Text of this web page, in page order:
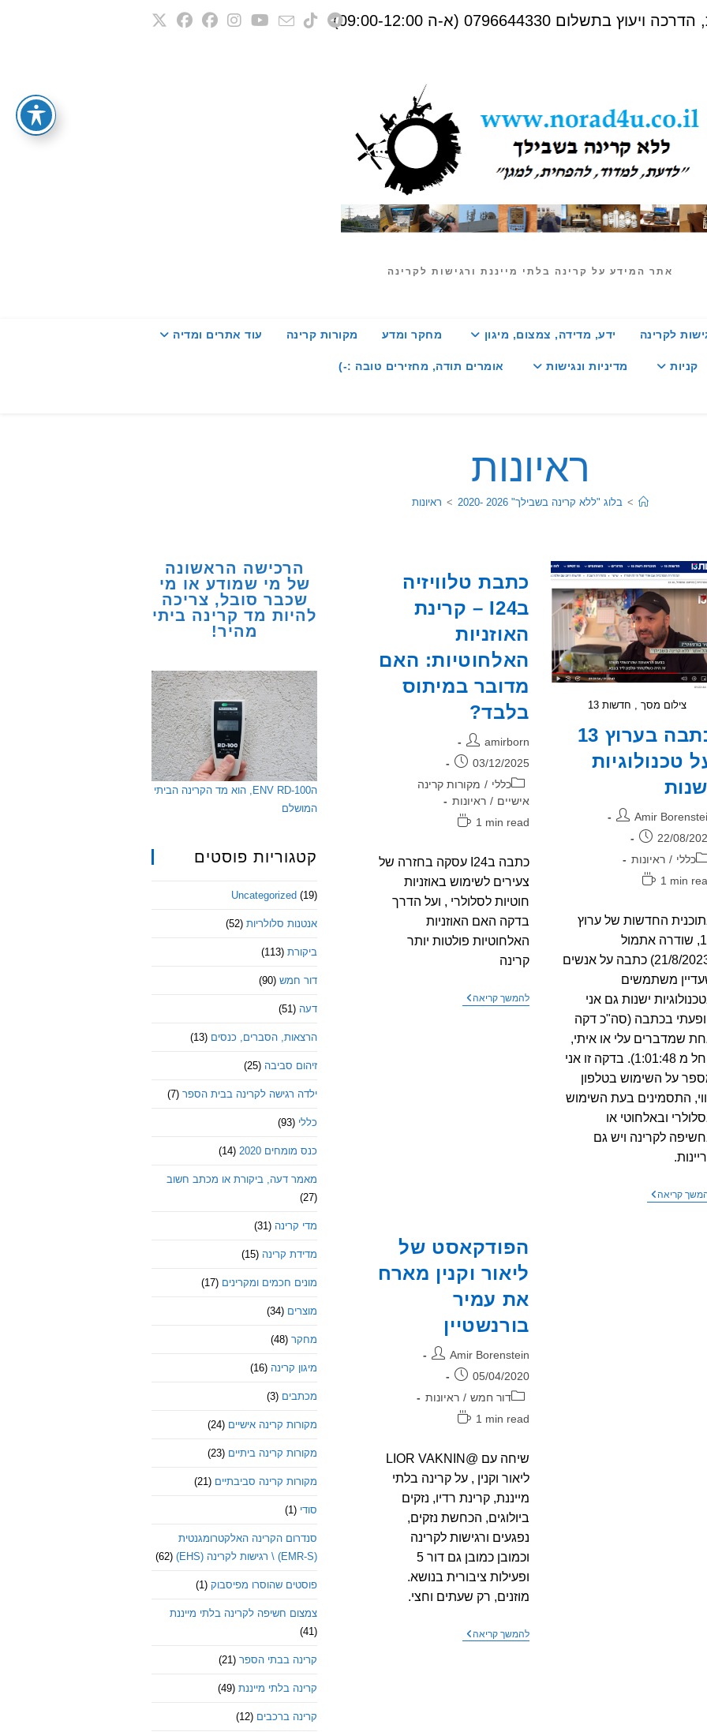
0796644330 (א-ה 09:00-12:00)
אתר המידע על קרינה בלתי מייננת ורגישות לקרינה
לקרינה ידע, מדידה, צמצום, מיגון מחקר ומדע מקורות קרינה עוד אתרים ומדיה
קניות מדיניות ונגישות אומרים תודה, מחזירים טובה :-)
ראיונות
> בלוג "ללא קרינה בשבילך" 2026 -2020 > ראיונות
הרכישה הראשונה
של מי שמודע או מי
שכבר סובל, צריכה
להיות מד קרינה ביתי
מהיר!
הENV RD-100, הוא מד הקרינה הביתי
המושלם
קטגוריות פוסטים
Uncategorized (19)
אנטנות סלולריות (52)
ביקורת (113)
דור חמש (90)
דעה (51)
הרצאות, הסברים, כנסים (13)
זיהום סביבה (25)
ילדה רגישה לקרינה בבית הספר (7)
כללי (93)
כנס מומחים 2020 (14)
מאמר דעה, ביקורת או מכתב חשוב
(27)
מדי קרינה (31)
מדידת קרינה (15)
מונים חכמים ומקרינים (17)
מוצרים (34)
מחקר (48)
מיגון קרינה (16)
מכתבים (3)
מקורות קרינה אישיים (24)
מקורות קרינה ביתיים (23)
מקורות קרינה סביבתיים (21)
סודי (1)
סנדרום הקרינה האלקטרומגנטית
(EMR-S) \ רגישות לקרינה (EHS)
(62)
פוסטים שהוסרו מפיסבוק (1)
צמצום חשיפה לקרינה בלתי מייננת
(41)
קרינה בבתי הספר (21)
קרינה בלתי מייננת (49)
קרינה ברכבים (12)
כתבת טלוויזיה
בI24 – קרינת
האוזניות
האלחוטיות: האם
מדובר במיתוס
בלבד?
מחבר:
amirborn
פורסם:
03/12/2025
קטגוריה:
כללי / מקורות קרינה
אישיים / ראיונות
זמן
1 min read
כתבה בI24 עסקה בחזרה של
צעירים לשימוש באוזניות
חוטיות לסלולרי , ועל הדרך
בדקה האם האוזניות
האלחוטיות פולטות יותר
קרינה
להמשך קריאהכתבת
צילום מסך , חדשות 13
כתבה בערוץ 13
טכנולוגיות
Amir
22/08/
כללי / ראיונות
1 min
החדשות של ערוץ
13, שודרה אתמול
(21/8/2023) כתבה על אנשים
משתמשים
ישנות גם אני
בכתבה (סה"כ דקה
שמדברים עלי או איתי,
החל מ 1:01:48). בדקה זו אני
על השימוש בטלפון
התסמינים בעת השימוש
ובאלחוטי או
לקרינה ויש גם
קריאהכתבה
הפודקאסט של
ליאור וקנין מארח
את עמיר
בורנשטיין
מחבר:
Amir Borenstein
פורסם:
05/04/2020
קטגוריה:
דור חמש / ראיונות
זמן
1 min read
שיחה עם @LIOR VAKNIN
ליאור וקנין , על קרינה בלתי
מייננת, קרינת רדיו, נזקים
ביולוגים, הכחשת נזקים,
נפגעים ורגישות לקרינה
וכמובן כמובן גם דור 5
ופעילות ציבורית בנושא.
מוזנים, רק שעתים וחצי.
להמשך קריאההפודקאסט